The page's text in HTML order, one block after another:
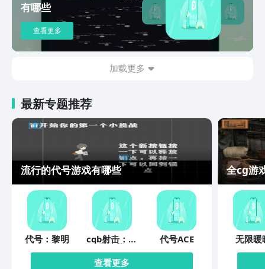
有哪些
查看更多
加载更多
最新专题推荐
流行的代号游戏有哪些
代号：黎明 cqb射击：代
号腐烂
代号ACE
查看更多
全cg游
无限暖